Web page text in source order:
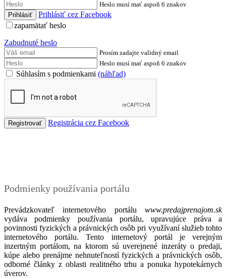
Heslo musí mať aspoň 6 znakov
Prihlásiť cez Facebook
zapamätať heslo
Zabudnuté heslo
Prosím zadajte validný email
Heslo musí mať aspoň 6 znakov
Súhlasím s podmienkami (náhľad)
Registrácia cez Facebook
Podmienky používania portálu
Prevádzkovateľ internetového portálu www.predajprenajom.sk
vydáva podmienky používania portálu, upravujúce práva a
povinnosti fyzických a právnických osôb pri využívaní služieb tohto
internetového portálu. Tento internetový portál je verejným
inzertným portálom, na ktorom sú uverejnené inzeráty o predaji,
kúpe alebo prenájme nehnuteľností fyzických a právnických osôb,
odborné články z oblasti realitného trhu a ponuka hypotekárnych
úverov.